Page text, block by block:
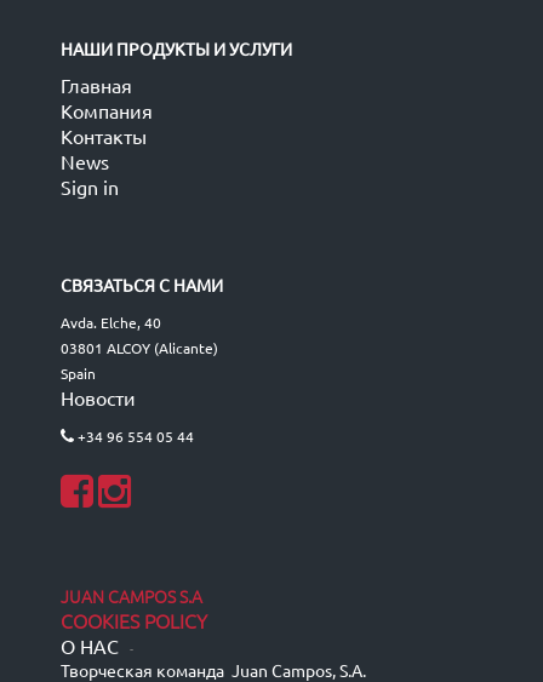
НАШИ ПРОДУКТЫ И УСЛУГИ
Главная
Компания
Контакты
News
Sign in
СВЯЗАТЬСЯ С НАМИ
Avda. Elche, 40
03801 ALCOY (Alicante)
Spain
Новости
+34 96 554 05 44
JUAN CAMPOS S.A
COOKIES POLICY
О НАС -
Творческая команда Juan Campos, S.A.